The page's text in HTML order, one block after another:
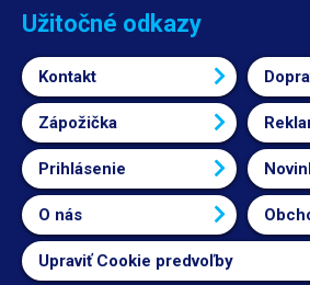
Užitočné odkazy
Kontakt
Zápožička
Prihlásenie
O nás
Upraviť Cookie predvoľby